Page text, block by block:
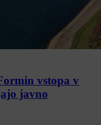
vstopa v
javno